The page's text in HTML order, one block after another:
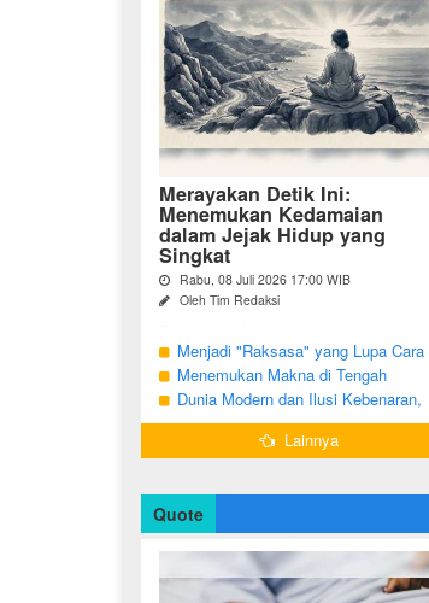
Merayakan Detik Ini:
Menemukan Kedamaian
dalam Jejak Hidup yang
Singkat
Rabu, 08 Juli 2026 17:00 WIB
Oleh Tim Redaksi
pagi, menatap cermin, dan menyadari
bahwa garis-garis halus di wajah bukan
sekadar tanda penuaan, melainkan ...
Menjadi "Raksasa" yang Lupa Cara
Jadi Manusia
Menemukan Makna di Tengah
Langkah yang Belum Selesai
Dunia Modern dan Ilusi Kebenaran,
Antara Kesadaran dan terjebak Tipu
Lainnya
Quote